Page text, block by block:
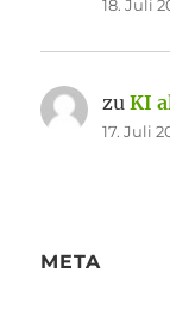
18. Juli
zuKI
17. Juli
META